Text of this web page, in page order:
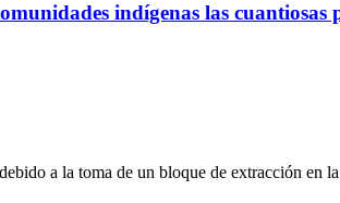
indígenas las cuantiosas
a la toma de un bloque de extracción en